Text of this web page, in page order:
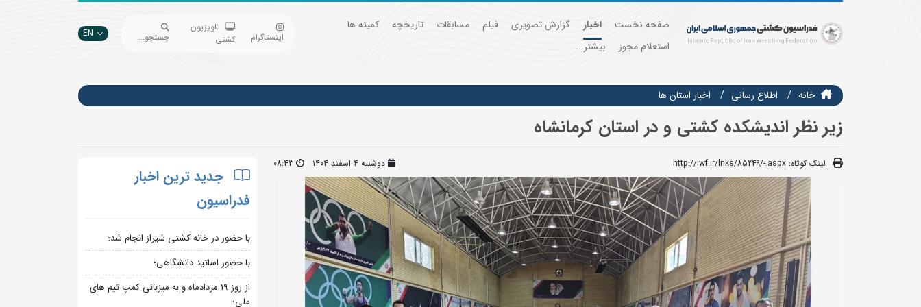
صفحه نخست اخبار گزارش تصویری فیلم مسابقات تاریخچه
کمیته ها
استعلام مجوز
بیشتر...
اینستاگرام
تلویزیون
کشتی
جستجو... EN
خانه اطلاع رسانی اخبار استان ها
زیر نظر اندیشکده کشتی و در استان کرمانشاه
لینک کوتاه: http://iwf.ir/lnks/85249/-.aspx دوشنبه ۴ اسفند ۱۴۰۴ 08:43
جدید ترین اخبار
فدراسیون
با حضور در خانه کشتی شیراز انجام شد؛
با حضور اساتید دانشگاهی؛
از روز 19 مردادماه و به میزبانی کمپ تیم های
ملی؛